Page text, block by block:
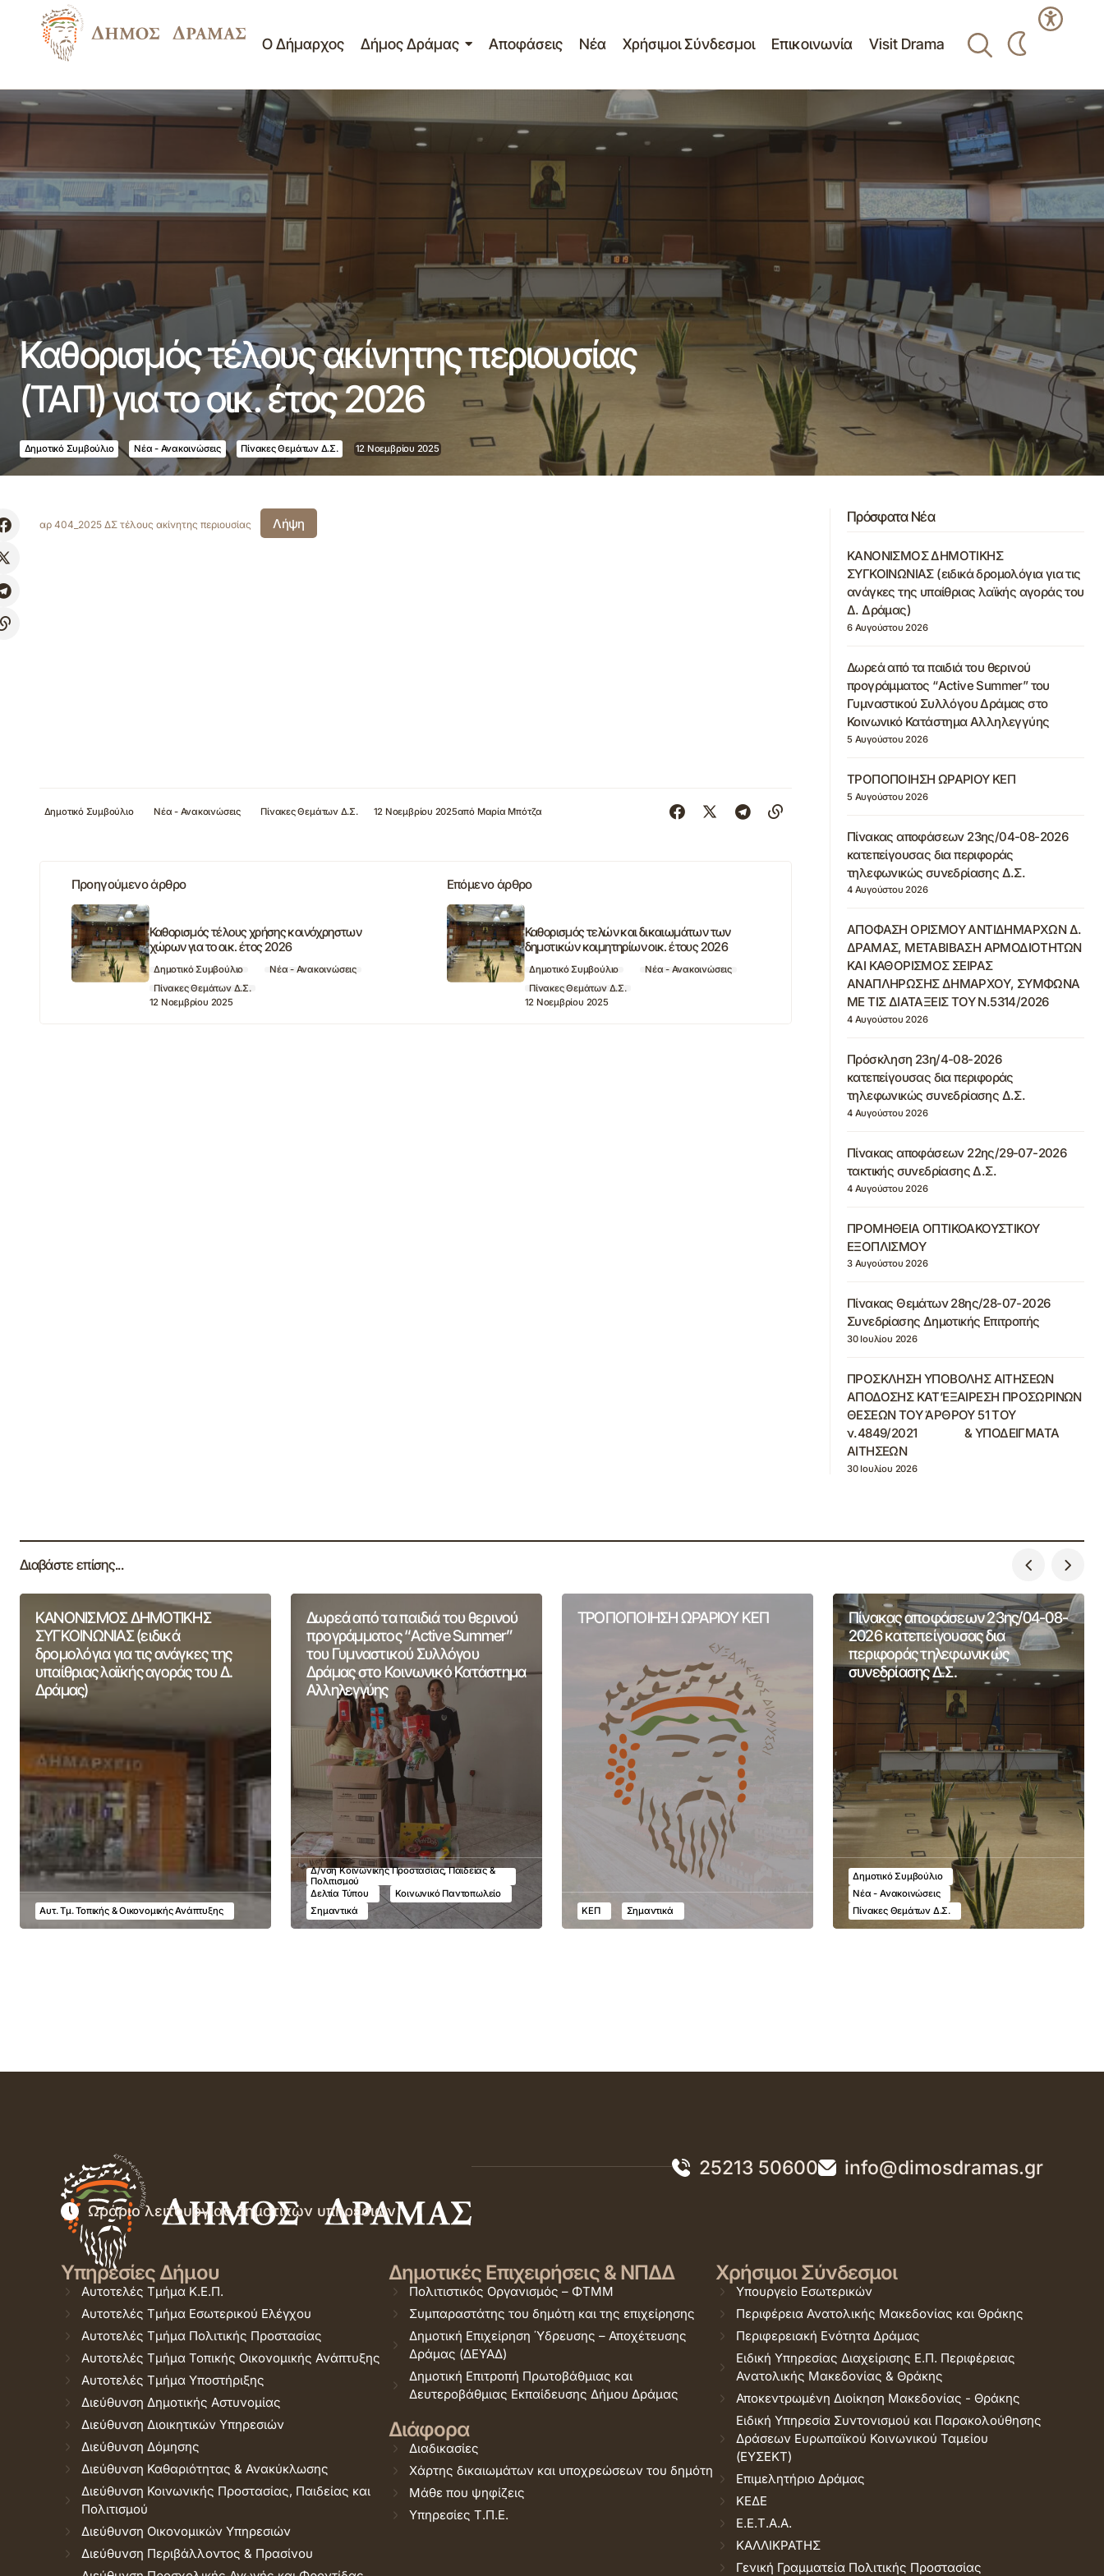
Ο Δήμαρχος Δήμος Δράμας Αποφάσεις Νέα Χρήσιμοι Σύνδεσμοι Επικοινωνία Visit Drama
Καθορισμός τέλους χρήσης
κοινόχρηστων χώρων για το οικ. έτος
2026
Δημοτικό Συμβούλιο
Πίνακες Θεμάτων Δ.Σ.
Καθορισμός τέλους ακίνητης περιουσίας (ΤΑΠ) για
το οικ. έτος 2026
Καθορισμός τελών και δικαιωμάτων των
δημοτικών κοιμητηρίων οικ. έτους 2026
Καθορισμός τέλους ακίνητης περιουσίας
(ΤΑΠ) για το οικ. έτος 2026
Δημοτικό Συμβούλιο Νέα - Ανακοινώσεις Πίνακες Θεμάτων Δ.Σ. 12 Νοεμβρίου 2025
αρ 404_2025 ΔΣ τέλους ακίνητης περιουσίας Λήψη
Δημοτικό Συμβούλιο Νέα - Ανακοινώσεις Πίνακες Θεμάτων Δ.Σ. 12 Νοεμβρίου 2025από Μαρία Μπότζα
Προηγούμενο άρθρο
Καθορισμός τέλους χρήσης κοινόχρηστων
χώρων για το οικ. έτος 2026
Δημοτικό Συμβούλιο
Νέα - Ανακοινώσεις
Πίνακες Θεμάτων Δ.Σ.
12 Νοεμβρίου 2025
Επόμενο άρθρο
Καθορισμός τελών και δικαιωμάτων των
δημοτικών κοιμητηρίων οικ. έτους 2026
Δημοτικό Συμβούλιο
Νέα - Ανακοινώσεις
Πίνακες Θεμάτων Δ.Σ.
12 Νοεμβρίου 2025
Πρόσφατα Νέα
ΚΑΝΟΝΙΣΜΟΣ ΔΗΜΟΤΙΚΗΣ
ΣΥΓΚΟΙΝΩΝΙΑΣ (ειδικά δρομολόγια για τις
ανάγκες της υπαίθριας λαϊκής αγοράς του
Δ. Δράμας)
6 Αυγούστου 2026
Δωρεά από τα παιδιά του θερινού
προγράμματος “Active Summer” του
Γυμναστικού Συλλόγου Δράμας στο
Κοινωνικό Κατάστημα Αλληλεγγύης
5 Αυγούστου 2026
ΤΡΟΠΟΠΟΙΗΣΗ ΩΡΑΡΙΟΥ ΚΕΠ
5 Αυγούστου 2026
Πίνακας αποφάσεων 23ης/04-08-2026
κατεπείγουσας δια περιφοράς
τηλεφωνικώς συνεδρίασης Δ.Σ.
4 Αυγούστου 2026
ΑΠΟΦΑΣΗ ΟΡΙΣΜΟΥ ΑΝΤΙΔΗΜΑΡΧΩΝ Δ.
ΔΡΑΜΑΣ, ΜΕΤΑΒΙΒΑΣΗ ΑΡΜΟΔΙΟΤΗΤΩΝ
ΚΑΙ ΚΑΘΟΡΙΣΜΟΣ ΣΕΙΡΑΣ
ΑΝΑΠΛΗΡΩΣΗΣ ΔΗΜΑΡΧΟΥ, ΣΥΜΦΩΝΑ
ΜΕ ΤΙΣ ΔΙΑΤΑΞΕΙΣ ΤΟΥ Ν.5314/2026
4 Αυγούστου 2026
Πρόσκληση 23η/4-08-2026
κατεπείγουσας δια περιφοράς
τηλεφωνικώς συνεδρίασης Δ.Σ.
4 Αυγούστου 2026
Πίνακας αποφάσεων 22ης/29-07-2026
τακτικής συνεδρίασης Δ.Σ.
4 Αυγούστου 2026
ΠΡΟΜΗΘΕΙΑ ΟΠΤΙΚΟΑΚΟΥΣΤΙΚΟΥ
ΕΞΟΠΛΙΣΜΟΥ
3 Αυγούστου 2026
Πίνακας Θεμάτων 28ης/28-07-2026
Συνεδρίασης Δημοτικής Επιτροπής
30 Ιουλίου 2026
ΠΡΟΣΚΛΗΣΗ ΥΠΟΒΟΛΗΣ ΑΙΤΗΣΕΩΝ
ΑΠΟΔΟΣΗΣ ΚΑΤ’ΕΞΑΙΡΕΣΗ ΠΡΟΣΩΡΙΝΩΝ
ΘΕΣΕΩΝ ΤΟΥ ΆΡΘΡΟΥ 51 ΤΟΥ
ν.4849/2021 & ΥΠΟΔΕΙΓΜΑΤΑ
ΑΙΤΗΣΕΩΝ
30 Ιουλίου 2026
Διαβάστε επίσης...
ΚΑΝΟΝΙΣΜΟΣ ΔΗΜΟΤΙΚΗΣ
ΣΥΓΚΟΙΝΩΝΙΑΣ (ειδικά
δρομολόγια για τις ανάγκες της
υπαίθριας λαϊκής αγοράς του Δ.
Δράμας)
Αυτ. Τμ. Τοπικής & Οικονομικής Ανάπτυξης
Δωρεά από τα παιδιά του θερινού
προγράμματος “Active Summer”
του Γυμναστικού Συλλόγου
Δράμας στο Κοινωνικό Κατάστημα
Αλληλεγγύης
Δ/νση Κοινωνικής Προστασίας, Παιδείας &
Πολιτισμού
Δελτία Τύπου
Κοινωνικό Παντοπωλείο
Σημαντικά
ΤΡΟΠΟΠΟΙΗΣΗ ΩΡΑΡΙΟΥ ΚΕΠ
ΚΕΠ Σημαντικά
Πίνακας αποφάσεων 23ης/04-08-
2026 κατεπείγουσας δια
περιφοράς τηλεφωνικώς
συνεδρίασης Δ.Σ.
Δημοτικό Συμβούλιο
Νέα - Ανακοινώσεις
Πίνακες Θεμάτων Δ.Σ.
25213 50600 info@dimosdramas.gr
Ωράριο λειτουργίας δημοτικών υπηρεσιών
Υπηρεσίες Δήμου
Αυτοτελές Τμήμα Κ.Ε.Π.
Αυτοτελές Τμήμα Εσωτερικού Ελέγχου
Αυτοτελές Τμήμα Πολιτικής Προστασίας
Αυτοτελές Τμήμα Τοπικής Οικονομικής Ανάπτυξης
Αυτοτελές Τμήμα Υποστήριξης
Διεύθυνση Δημοτικής Αστυνομίας
Διεύθυνση Διοικητικών Υπηρεσιών
Διεύθυνση Δόμησης
Διεύθυνση Καθαριότητας & Ανακύκλωσης
Διεύθυνση Κοινωνικής Προστασίας, Παιδείας και
Πολιτισμού
Διεύθυνση Οικονομικών Υπηρεσιών
Διεύθυνση Περιβάλλοντος & Πρασίνου
Δημοτικές Επιχειρήσεις & ΝΠΔΔ
Πολιτιστικός Οργανισμός – ΦΤΜΜ
Συμπαραστάτης του δημότη και της επιχείρησης
Δημοτική Επιχείρηση Ύδρευσης – Αποχέτευσης
Δράμας (ΔΕΥΑΔ)
Δημοτική Επιτροπή Πρωτοβάθμιας και
Δευτεροβάθμιας Εκπαίδευσης Δήμου Δράμας
Διάφορα
Διαδικασίες
Χάρτης δικαιωμάτων και υποχρεώσεων του δημότη
Μάθε που ψηφίζεις
Υπηρεσίες Τ.Π.Ε.
Χρήσιμοι Σύνδεσμοι
Υπουργείο Εσωτερικών
Περιφέρεια Ανατολικής Μακεδονίας και Θράκης
Περιφερειακή Ενότητα Δράμας
Ειδική Υπηρεσίας Διαχείρισης Ε.Π. Περιφέρειας
Ανατολικής Μακεδονίας & Θράκης
Αποκεντρωμένη Διοίκηση Μακεδονίας - Θράκης
Ειδική Υπηρεσία Συντονισμού και Παρακολούθησης
Δράσεων Ευρωπαϊκού Κοινωνικού Ταμείου
(ΕΥΣΕΚΤ)
Επιμελητήριο Δράμας
ΚΕΔΕ
Ε.Ε.Τ.Α.Α.
ΚΑΛΛΙΚΡΑΤΗΣ
Γενική Γραμματεία Πολιτικής Προστασίας